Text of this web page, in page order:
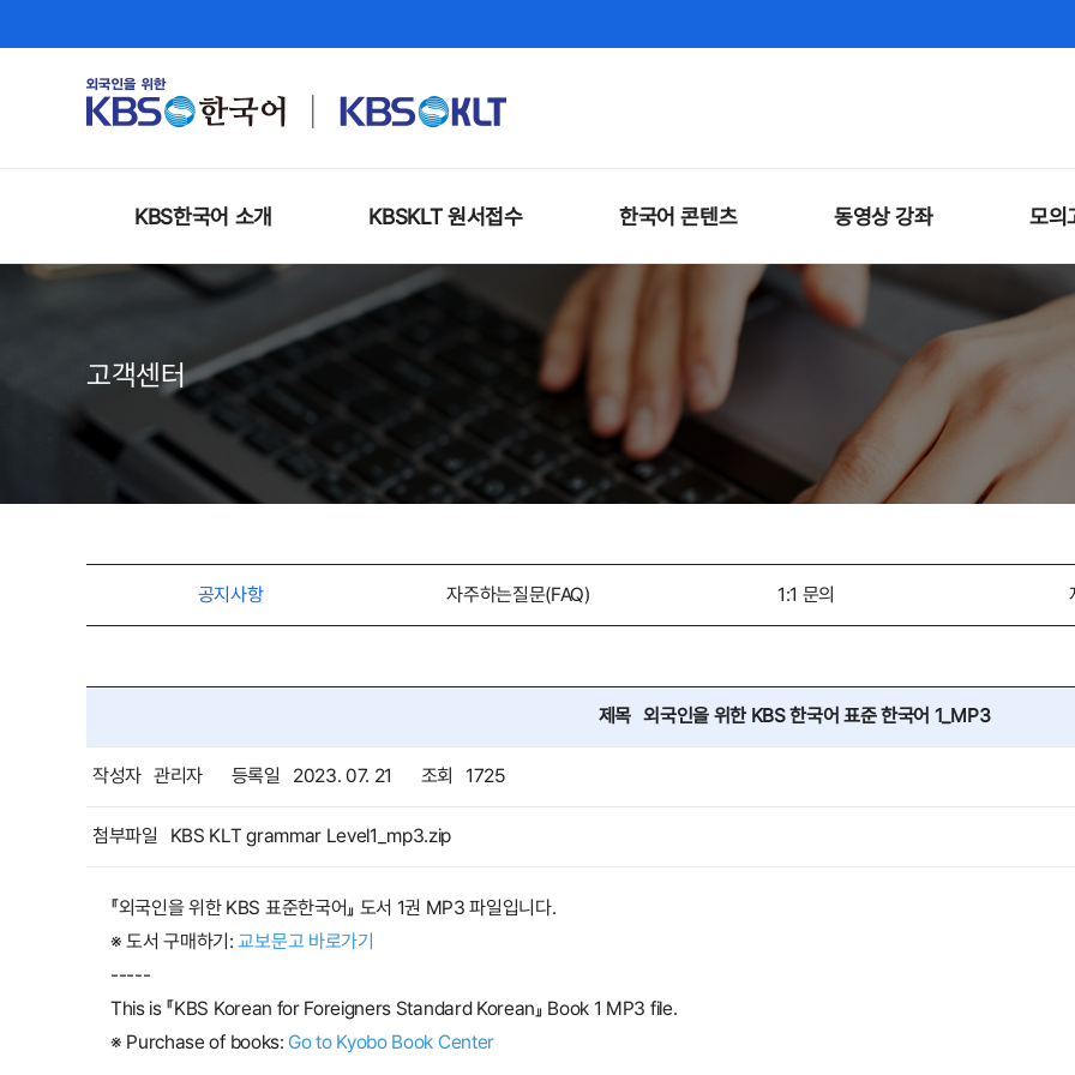
KBS한국어 소개 KBSKLT 원서접수 한국어 콘텐츠 동영상 강좌 모의
고객센터
공지사항 자주하는질문(FAQ) 1:1 문의
제목 외국인을 위한 KBS 한국어 표준 한국어 1_MP3
작성자 관리자 등록일 2023. 07. 21 조회 1725
첨부파일 KBS KLT grammar Level1_mp3.zip
『외국인을 위한 KBS 표준한국어』 도서 1권 MP3 파일입니다.
※ 도서 구매하기:교보문고 바로가기
-----
This is 『KBS Korean for Foreigners Standard Korean』 Book 1 MP3 file.
※ Purchase of books:Go to Kyobo Book Center